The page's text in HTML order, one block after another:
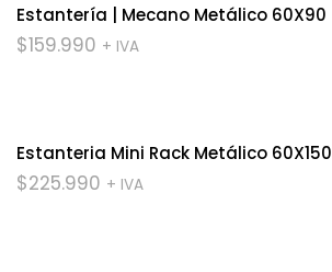
Estantería | Mecano Metálico 60X90
$159.990 + IVA
Estanteria Mini Rack Metálico 60X150
$225.990 + IVA